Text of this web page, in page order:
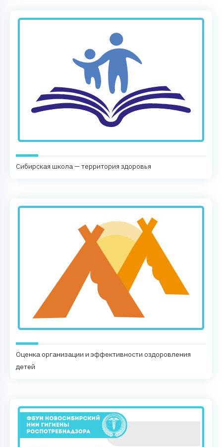
Сибирская школа — территория здоровья
Оценка организации и эффективности оздоровления
детей